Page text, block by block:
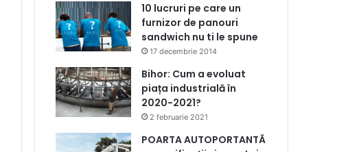
10 lucruri pe care un
furnizor de panouri
sandwich nu ti le spune
17 decembrie 2014
Bihor: Cum a evoluat
piața industrială în
2020-2021?
2 februarie 2021
POARTA AUTOPORTANTĂ